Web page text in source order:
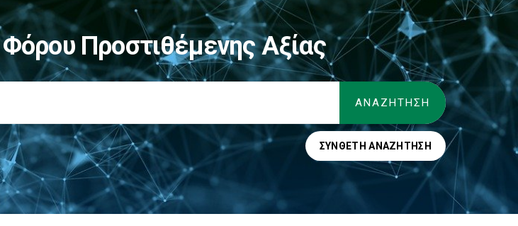
Προστιθέμενης Αξίας
ΣΎΝΘΕΤΗ ΑΝΑΖΉΤΗΣΗ